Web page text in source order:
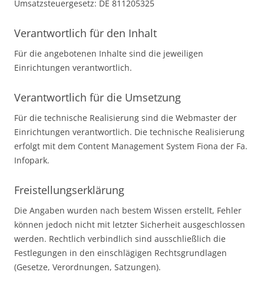
Umsatzsteuergesetz: DE 811205325
Verantwortlich für den Inhalt
Für die angebotenen Inhalte sind die jeweiligen
Einrichtungen verantwortlich.
Verantwortlich für die Umsetzung
Für die technische Realisierung sind die Webmaster der
Einrichtungen verantwortlich. Die technische Realisierung
erfolgt mit dem Content Management System Fiona der Fa.
Infopark.
Freistellungserklärung
Die Angaben wurden nach bestem Wissen erstellt, Fehler
können jedoch nicht mit letzter Sicherheit ausgeschlossen
werden. Rechtlich verbindlich sind ausschließlich die
Festlegungen in den einschlägigen Rechtsgrundlagen
(Gesetze, Verordnungen, Satzungen).